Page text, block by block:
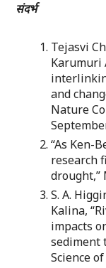
संदर्भ
Tejasvi
Karumuri
and
Nature
“As Ken-
research
drought,”
S. A.
Kalina,
impacts
sediment
Science